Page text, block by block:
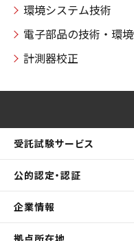
環境システム技術
電子部品の技術・環
計測器校正
受託試験サービス
公的認定・認証
企業情報
拠点所在地